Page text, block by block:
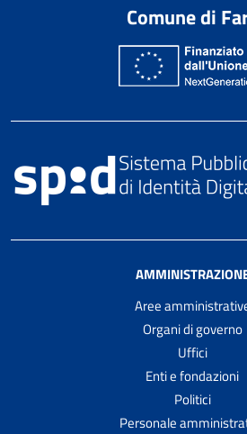
Comune di
Aree
Organi di governo
Uffici
Enti e fondazioni
Politici
Personale